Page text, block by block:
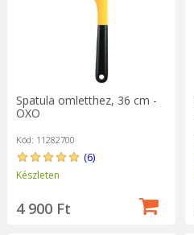
Spatula omletthez, 36 cm -
OXO
Kód: 11282700
(6)
Készleten
4 900 Ft